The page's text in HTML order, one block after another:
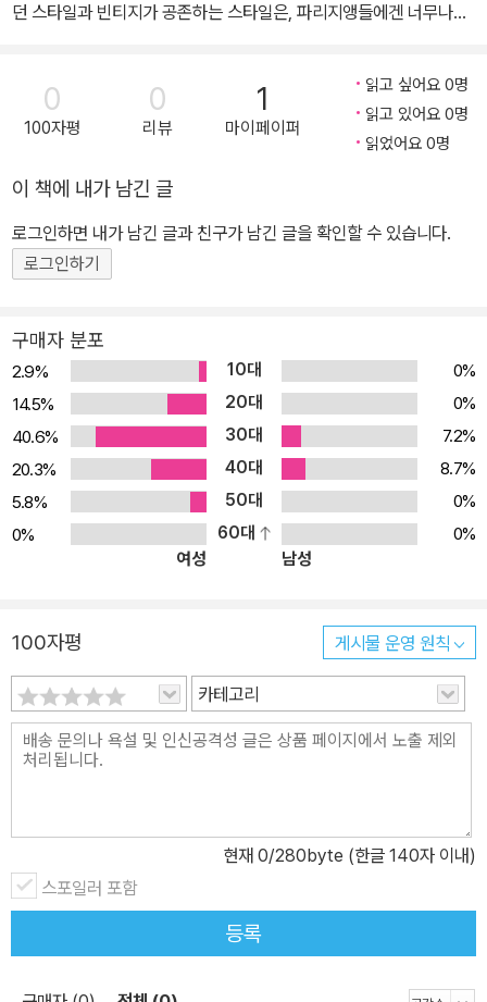
던 스타일과 빈티지가 공존하는 스타일은, 파리지앵들에겐 너무나도
까? 주말마다 벽을 새로 칠하고 가구를 이리저리 옮기면서 무궁무진
한 인테리어 스타일링법을 뽐내는 파리지앵들! <EDP 파리 인테리어
세트(전5권)>에서는 다양한 분야에서 활동하는 크리에이터들의 사
소개한다. 정감 있는 인터뷰와 감각적인 사진들은 누구나 쉽게 따라
할 수 있게 도와주는 친절한 설명이 되어준다. 파리의 재활용 달인들
은 리폼 하나도 예술 작품처럼 한다! 나만의 인테리어 소품 만들기 팁
과 파리의 벼룩시장 & 인테리어숍 탐방기 수록! '리폼'이라는 단어에
>를 펼쳐보도록 하자. 길에서 주워온 엽서꽂이에 사진이나 잡지를 콜
라주처럼 장식한 '추억 나무' 벽걸이, 접이식 다리 위에 부모님께 물려
받은 빈티지 슈트 케이스를 얹어 만든 사이드 테이블, 낡아서 못 쓰게
된 침대 매트나 소파에서 떼어낸 스프링에 전구를 끼워 넣은 독특한
조명 장치···. 파리지앵들에게 '리폼'이란 자신들만의 '개성을 표출하
는 수단'이자 다른 어떤 놀이보다 재미있는 '오락' 그 자체! 보통 사람
들이라면 생각 없이 쓰레기통에 버릴 물건들을 마치 하나의 예술 작
품처럼 변신시키는 파리지앵들의 반짝이는 아이디어를 만나볼 수 있
리어숍 탐방기도 절대 놓칠 수 없는 알짜배기 정보! 단독주택, 아파트,
오피스··· 어떤 공간에서든 우리도 파리 스타일을 따라 할 수 있다! 뒷
골목에 꼭꼭 숨어 있는 낡은 단독주택부터 도심 속에 자리한 아담한
아파트, 그리고 하루의 대부분의 시간을 보내는 오피스에 이르기까
지, 어떤 공간에서든 손쉽게 응용 가능한 것이 파리의 인테리어 스타
일이다. 따뜻한 난로와 증조 할머니의 자수 커튼만 있으면 낡은 단독
덕 위의 작은 다락방도 결코 좁게 느껴지지 않는다. 오후의 햇빛이 따
스하게 들어오도록 개방형 천장을 달고 컬러풀한 문구류들을 놓으면
출근 시간이 절로 기다려지는 사무실로 변신! <EDP 파리 인테리어
세트>로 평범하고 단조로웠던 내 주변의 공간을 파리의 스타일로 꾸
며보는 것은 어떨까? 도서 구성(전5권) #1 파리의 사랑스러운 인테
0
100자평
0
리뷰
1
마이페이퍼
읽고 싶어요 0명
읽고 있어요 0명
읽었어요 0명
이 책에 내가 남긴 글
로그인하면 내가 남긴 글과 친구가 남긴 글을 확인할 수 있습니다.
로그인하기
구매자 분포
2.9% 10대
0%
14.5%
20대
0%
40.6%
30대
7.2%
20.3%
40대
8.7%
5.8%
50대
0%
0%
60대
0%
여성
남성
100자평 게시물 운영 원칙
카테고리
현재 0/280byte (한글 140자 이내)
스포일러 포함
등록